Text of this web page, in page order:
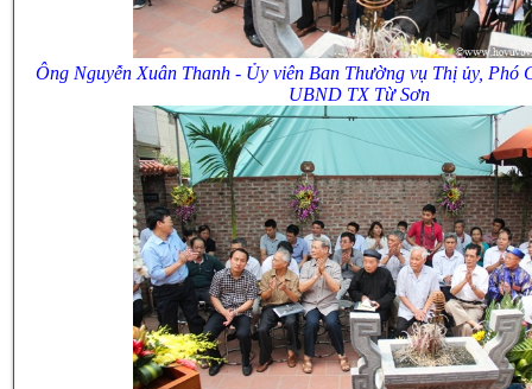
Ông Nguyễn Xuân Thanh - Ủy viên Ban Thường vụ Thị ủy, Phó
UBND TX Từ Sơn